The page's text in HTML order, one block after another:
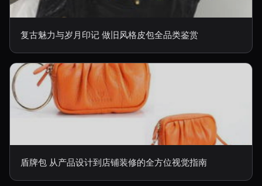
复古魅力与岁月印记 做旧风格皮包全品类鉴赏
盾牌包 从产品设计到店铺装修的全方位视觉指南